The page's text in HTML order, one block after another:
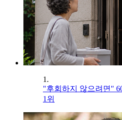
1.
"후회하지 않으려면"
1위